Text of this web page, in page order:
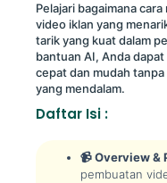
Pelajari bagaimana
video iklan yang
tarik yang kuat dalam
bantuan AI, Anda
cepat dan mudah
yang mendalam.
Daftar Isi :
📹 Overview &
pembuatan